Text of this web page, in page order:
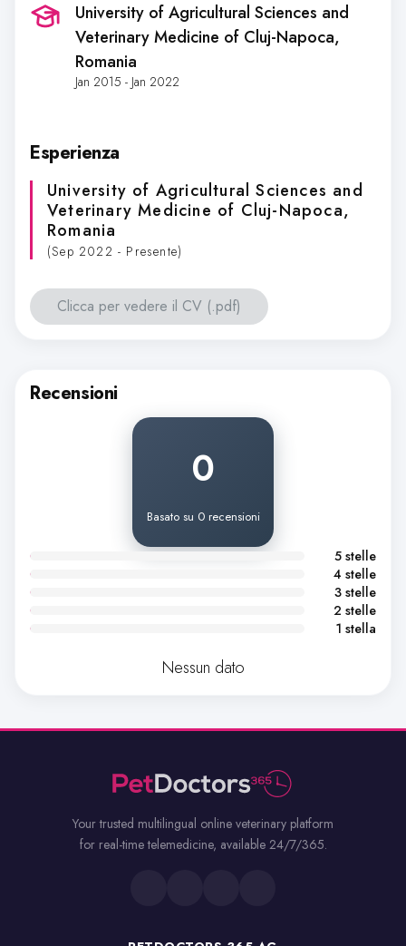
University of Agricultural Sciences and
Veterinary Medicine of Cluj-Napoca,
Romania
Jan 2015 - Jan 2022
Esperienza
University of Agricultural Sciences and
Veterinary Medicine of Cluj-Napoca,
Romania
(Sep 2022 - Presente)
Clicca per vedere il CV (.pdf)
Recensioni
0
Basato su 0 recensioni
5 stelle
4 stelle
3 stelle
2 stelle
1 stella
Nessun dato
Your trusted multilingual online veterinary platform
for real-time telemedicine, available 24/7/365.